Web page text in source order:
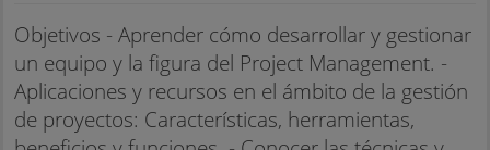
Objetivos - Aprender cómo desarrollar y gestionar
un equipo y la figura del Project Management. -
Aplicaciones y recursos en el ámbito de la gestión
de proyectos: Características, herramientas,